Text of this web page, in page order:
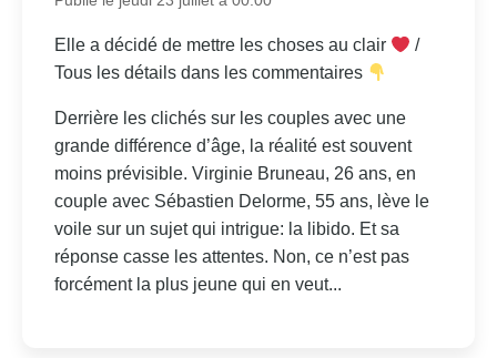
Elle a décidé de mettre les choses au clair
/
Tous les détails dans les commentaires
Derrière les clichés sur les couples avec une
grande différence d’âge, la réalité est souvent
moins prévisible. Virginie Bruneau, 26 ans, en
couple avec Sébastien Delorme, 55 ans, lève le
voile sur un sujet qui intrigue: la libido. Et sa
réponse casse les attentes. Non, ce n’est pas
forcément la plus jeune qui en veut...